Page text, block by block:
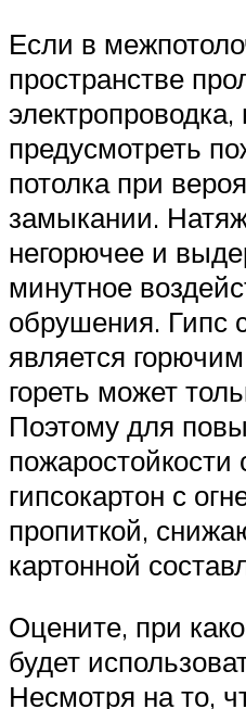
Если в
пространстве
предусмотреть
потолка при
замыкании.
негорючее и
минутное
обрушения. Гипс
является
гореть может
Поэтому для
пожаростойкости
гипсокартон с
пропиткой,
картонной
Оцените, при
будет
Несмотря на то,